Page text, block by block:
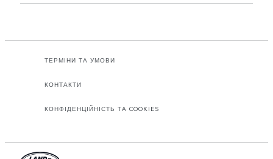
ТЕРМІНИ ТА УМОВИ
КОНТАКТИ
КОНФІДЕНЦІЙНІСТЬ ТА COOKIES